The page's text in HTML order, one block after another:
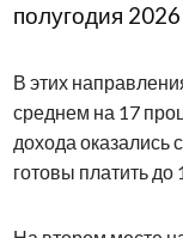
полугодия 2026
В этих
среднем на 17
дохода оказались
готовы платить до